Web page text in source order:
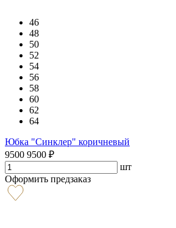
46
48
50
52
54
56
58
60
62
64
Юбка "Синклер" коричневый
9500 9500 ₽
шт
Оформить предзаказ